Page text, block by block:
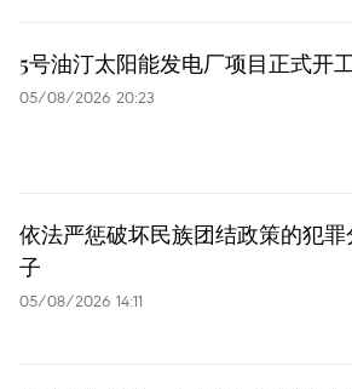
5号油汀太阳能发电厂项目正式开
05/08/2026 20:23
依法严惩破坏民族团结政策的犯罪
子
05/08/2026 14:11